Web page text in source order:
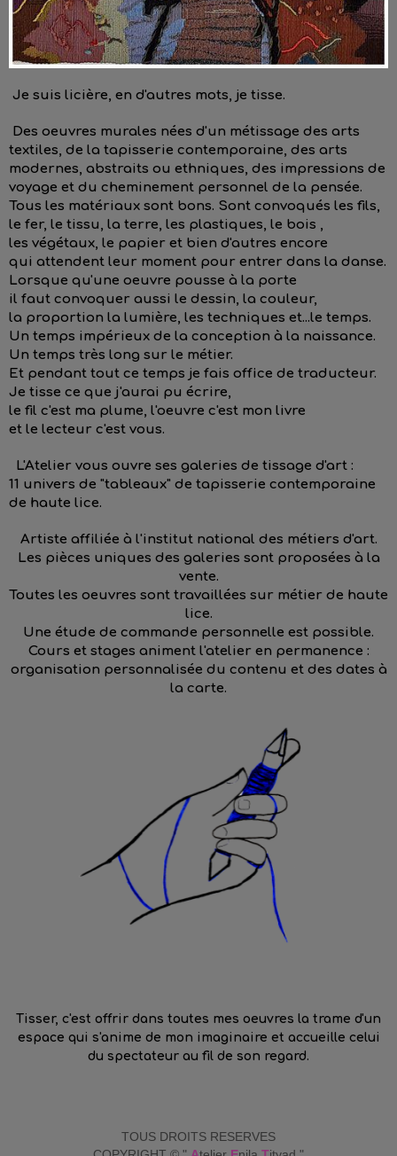
Je suis licière, en d'autres mots, je tisse.
Des oeuvres murales nées d'un métissage des arts
textiles, de la tapisserie contemporaine, des arts
modernes, abstraits ou ethniques, des impressions de
voyage et du cheminement personnel de la pensée.
Tous les matériaux sont bons. Sont convoqués les fils,
le fer, le tissu, la terre, les plastiques, le bois ,
les végétaux, le papier et bien d'autres encore
qui attendent leur moment pour entrer dans la danse.
Lorsque qu'une oeuvre pousse à la porte
il faut convoquer aussi le dessin, la couleur,
la proportion la lumière, les techniques et...le temps.
Un temps impérieux de la conception à la naissance.
Un temps très long sur le métier.
Et pendant tout ce temps je fais office de traducteur.
Je tisse ce que j'aurai pu écrire,
le fil c'est ma plume, l'oeuvre c'est mon livre
et le lecteur c'est vous.
L'Atelier vous ouvre ses galeries de tissage d'art :
11 univers de "tableaux" de tapisserie contemporaine
de haute lice.
Artiste affiliée à l'institut national des métiers d'art.
Les pièces uniques des galeries sont proposées à la
vente.
Toutes les oeuvres sont travaillées sur métier de haute
lice.
Une étude de commande personnelle est possible.
Cours et stages animent l'atelier en permanence :
organisation personnalisée du contenu et des dates à
la carte.
Tisser, c'est offrir dans toutes mes oeuvres la trame d'un
espace qui s'anime de mon imaginaire et accueille celui
du spectateur au fil de son regard.
TOUS DROITS RESERVES